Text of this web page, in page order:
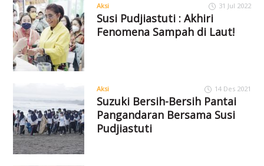
Aksi 31 Jul 2022
Susi Pudjiastuti : Akhiri
Fenomena Sampah di Laut!
Aksi 14 Des 2021
Suzuki Bersih-Bersih Pantai
Pangandaran Bersama Susi
Pudjiastuti